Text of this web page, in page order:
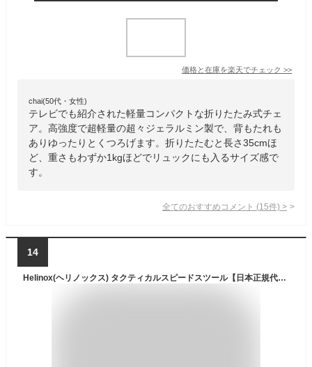
価格と在庫を楽天でチェック >>
chai(50代・女性)
テレビでも紹介された軽量コンパクトな折りたたみ式チェ
ア。高強度で超軽量の超々ジェラルミン製で、背もたれも
ありゆったりとくつろげます。折りたたむと長さ35cmほ
ど、重さもわずか1kgほどでリュックにも入るサイズ感で
す。
全てのおすすめコメント (15件) >
14
Helinox(ヘリノックス) タクティカルスピードスツール【日本正規代理店】 (Coyote)